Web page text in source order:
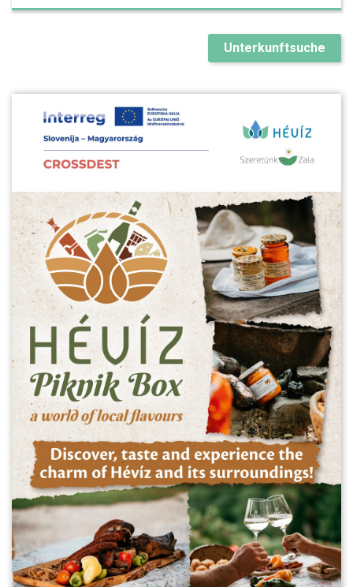
Unterkunftsuche